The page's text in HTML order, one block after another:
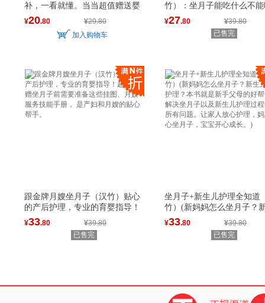
补，一看就懂。当当超值赠送婴
幼
¥20.80 ¥29.80
加入购物车
竹）：坐月子能吃什么不
么
¥27.80 ¥39.80
已售完
跟金牌月嫂坐月子（汉竹）贴心
的产后护理，专业的育婴指导！
¥33.80 ¥39.80
已售完
坐月子+新生儿护理全知道
竹）(新妈妈怎么坐月子？
¥33.80 ¥39.80
已售完